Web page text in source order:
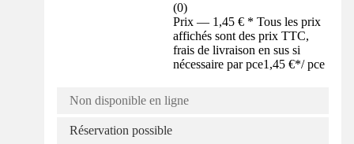
(0)
Prix — 1,45 € * Tous les prix
affichés sont des prix TTC,
frais de livraison en sus si
nécessaire par pce1,45 €*/ pce
Non disponible en ligne
Réservation possible